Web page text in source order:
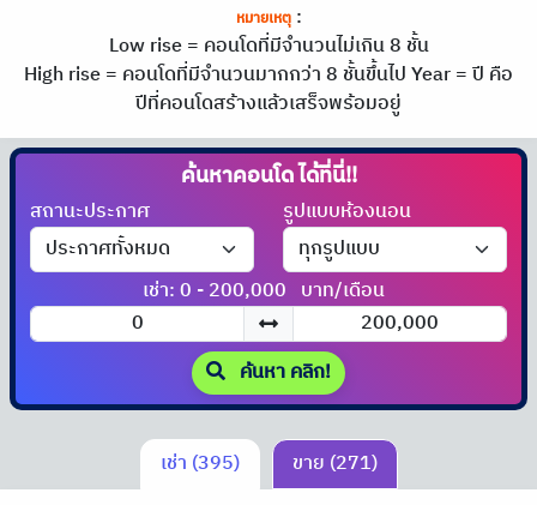
หมายเหตุ:
Low rise = คอนโดที่มีจำนวนไม่เกิน 8 ชั้น
High rise = คอนโดที่มีจำนวนมากกว่า 8 ชั้นขึ้นไปYear = ปี คือ
ปีที่คอนโดสร้างแล้วเสร็จพร้อมอยู่
ค้นหาคอนโดได้ที่นี่!!
สถานะประกาศ รูปแบบห้องนอน
เช่า: 0 - 200,000 บาท/เดือน
ค้นหา คลิก!
เช่า (395) ขาย (271)